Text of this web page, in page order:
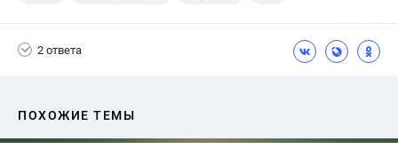
2 ответа
ПОХОЖИЕ ТЕМЫ